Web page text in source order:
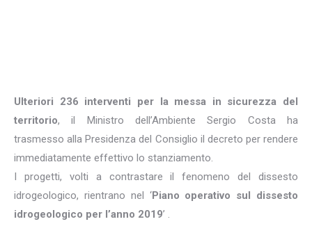
Ulteriori 236 interventi per la messa in sicurezza del
territorio, il Ministro dell’Ambiente Sergio Costa ha
trasmesso alla Presidenza del Consiglio il decreto per rendere
immediatamente effettivo lo stanziamento.
I progetti, volti a contrastare il fenomeno del dissesto
idrogeologico, rientrano nel ‘Piano operativo sul dissesto
idrogeologico per l’anno 2019’ .